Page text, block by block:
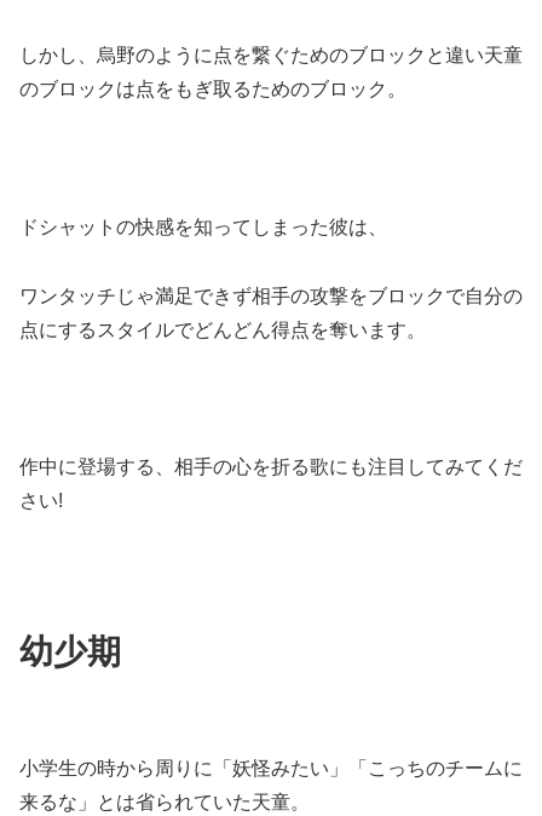
しかし、烏野のように点を繋ぐためのブロックと違い天童
のブロックは点をもぎ取るためのブロック。
ドシャットの快感を知ってしまった彼は、
ワンタッチじゃ満足できず相手の攻撃をブロックで自分の
点にするスタイルでどんどん得点を奪います。
作中に登場する、相手の心を折る歌にも注目してみてくだ
さい!
幼少期
小学生の時から周りに「妖怪みたい」「こっちのチームに
来るな」とは省られていた天童。